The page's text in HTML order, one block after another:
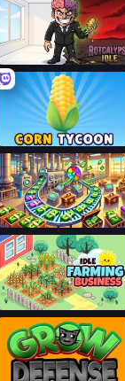
Rotcalypse: Idle Incremental
Corn Tycoon
Money Factory: Tycoon Idle Game
Idle Farming Business